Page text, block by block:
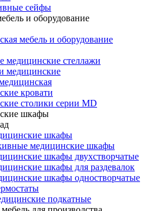
сейфы
и оборудование
мебель и оборудование
медицинские стеллажи
медицинские
кровати
столики серии MD
шкафы
шкафы
медицинские шкафы
шкафы двухстворчатые
шкафы для раздевалок
шкафы одностворчатые
подкатные